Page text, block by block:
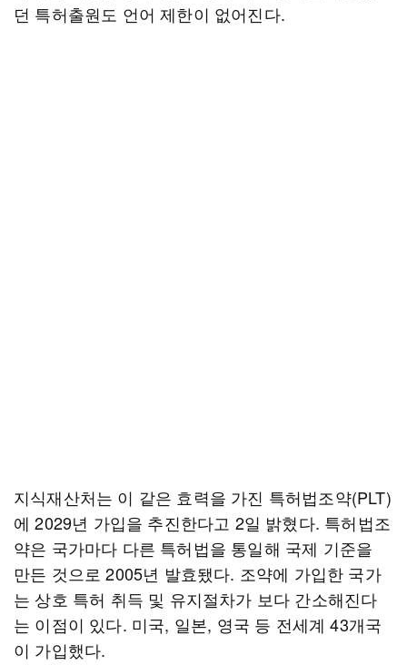
던 특허출원도 언어 제한이 없어진다.
지식재산처는 이 같은 효력을 가진 특허법조약(PLT)
에 2029년 가입을 추진한다고 2일 밝혔다. 특허법조
약은 국가마다 다른 특허법을 통일해 국제 기준을
만든 것으로 2005년 발효됐다. 조약에 가입한 국가
는 상호 특허 취득 및 유지절차가 보다 간소해진다
는 이점이 있다. 미국, 일본, 영국 등 전세계 43개국
이 가입했다.